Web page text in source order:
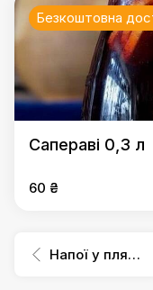
Безкоштовна
Сапераві 0,3 л
60 ₴
Напої у пляшках